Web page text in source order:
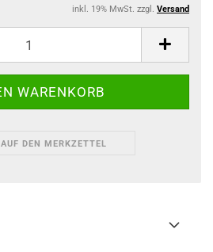
inkl. 19% MwSt. zzgl. Versand
AUF DEN MERKZETTEL